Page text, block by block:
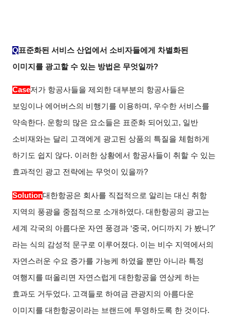
Q표준화된 서비스 산업에서 소비자들에게 차별화된
이미지를 광고할 수 있는 방법은 무엇일까?
Case저가 항공사들을 제외한 대부분의 항공사들은
보잉이나 에어버스의 비행기를 이용하며, 우수한 서비스를
약속한다. 운항의 많은 요소들은 표준화 되어있고, 일반
소비재와는 달리 고객에게 광고된 상품의 특질을 체험하게
하기도 쉽지 않다. 이러한 상황에서 항공사들이 취할 수 있는
효과적인 광고 전략에는 무엇이 있을까?
Solution대한항공은 회사를 직접적으로 알리는 대신 취항
지역의 풍광을 중점적으로 소개하였다. 대한항공의 광고는
세계 각국의 아름다운 자연 풍경과 ‘중국, 어디까지 가 봤니?’
라는 식의 감성적 문구로 이루어졌다. 이는 비수 지역에서의
자연스러운 수요 증가를 가능케 하였을 뿐만 아니라 특정
여행지를 떠올리면 자연스럽게 대한항공을 연상케 하는
효과도 거두었다. 고객들로 하여금 관광지의 아름다운
이미지를 대한항공이라는 브랜드에 투영하도록 한 것이다.